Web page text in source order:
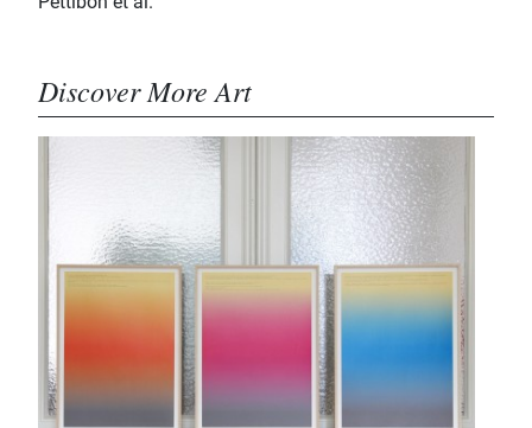
Discover More Art